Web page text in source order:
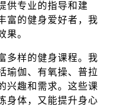
供专业的指导和建
富的健身爱好者，我
果。
多样的健身课程。我
瑜伽、有氧操、普拉
兴趣和需求。这些课
身体，又能提升身心